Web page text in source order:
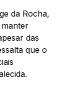
da Rocha,
manter
das
que o